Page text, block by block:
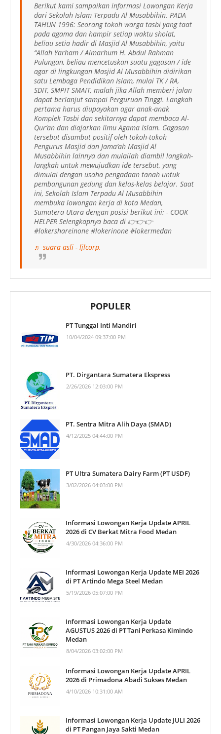
Berikut kami sampaikan informasi Lowongan Kerja
dari Sekolah Islam Terpadu Al Musabbihin. PADA
TAHUN 1996: Seorang tokoh warga tasbi yang taat
pada agama dan hampir setiap waktu sholat,
beliau setia hadir di Masjid Al Musabbihin, yaitu
“Allah Yarham / Almarhum H. Abdul Rahman
Pulungan, beliau mencetuskan suatu gagasan / ide
agar di lingkungan Masjid Al Musabbihin didirikan
satu Lembaga Pendidikan Islam, mulai TK / RA,
SDIT, SMPIT SMAIT, malah jika Allah memberi jalan
dapat berlanjut sampai Perguruan Tinggi. Langkah
pertama harus diupayakan agar anak-anak
Komplek Tasbi dan sekitarnya dapat membaca Al-
Qur’an dan diajarkan Ilmu Agama Islam. Gagasan
tersebut disambut positif oleh tokoh-tokoh
Pengurus Masjid dan Jama’ah Masjid Al
Musabbihin lainnya dan mulailah diambil langkah-
langkah untuk mewujudkan ide tersebut, yang
dimulai dengan usaha pengadaan tanah untuk
pembangunan gedung dan kelas-kelas belajar. Saat
ini, Sekolah Islam Terpadu Al Musabbihin
membuka lowongan kerja di kota Medan,
Sumatera Utara dengan posisi berikut ini: - COOK
HELPER Selengkapnya baca di 👉👉👉
#lokershareinone #lokerinone #lokermedan
♬ suara asli - ljlcorp.
POPULER
PT Tunggal Inti Mandiri
10/04/2024 09:37:00 PM
PT. Dirgantara Sumatera Ekspress
2/26/2026 12:03:00 PM
PT. Sentra Mitra Alih Daya (SMAD)
4/12/2025 04:44:00 PM
PT Ultra Sumatera Dairy Farm (PT USDF)
3/02/2026 04:03:00 PM
Informasi Lowongan Kerja Update APRIL
2026 di CV Berkat Mitra Food Medan
4/30/2026 04:36:00 PM
Informasi Lowongan Kerja Update MEI 2026
di PT Artindo Mega Steel Medan
5/19/2026 05:07:00 PM
Informasi Lowongan Kerja Update
AGUSTUS 2026 di PT Tani Perkasa Kimindo
Medan
8/04/2026 03:02:00 PM
Informasi Lowongan Kerja Update APRIL
2026 di Primadona Abadi Sukses Medan
4/10/2026 10:31:00 AM
Informasi Lowongan Kerja Update JULI 2026
di PT Pangan Jaya Sakti Medan